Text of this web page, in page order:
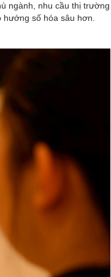
ngành, nhu cầu thị trường
hướng số hóa sâu hơn.